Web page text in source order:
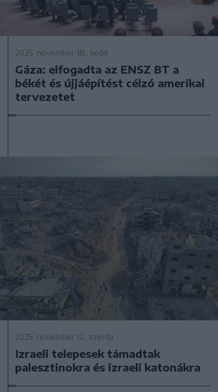
2025. november 18., kedd
Gáza: elfogadta az ENSZ BT a
békét és újjáépítést célzó amerikai
tervezetet
2025. november 12., szerda
Izraeli telepesek támadtak
palesztinokra és izraeli katonákra